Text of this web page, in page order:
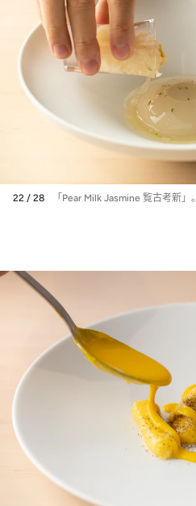
22 / 28 「Pear Milk Jasmine 覧古考新」。